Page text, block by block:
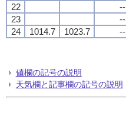
22
--
23
--
24
1014.7 1023.7 --
値欄の記号の説明
天気欄と記事欄の記号の説明